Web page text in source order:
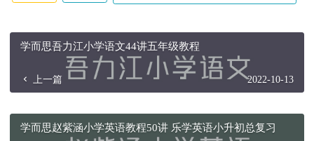
学而思吾力江小学语文44讲五年级教程
上一篇 2022-10-13
学而思赵紫涵小学英语教程50讲 乐学英语小升初总复习